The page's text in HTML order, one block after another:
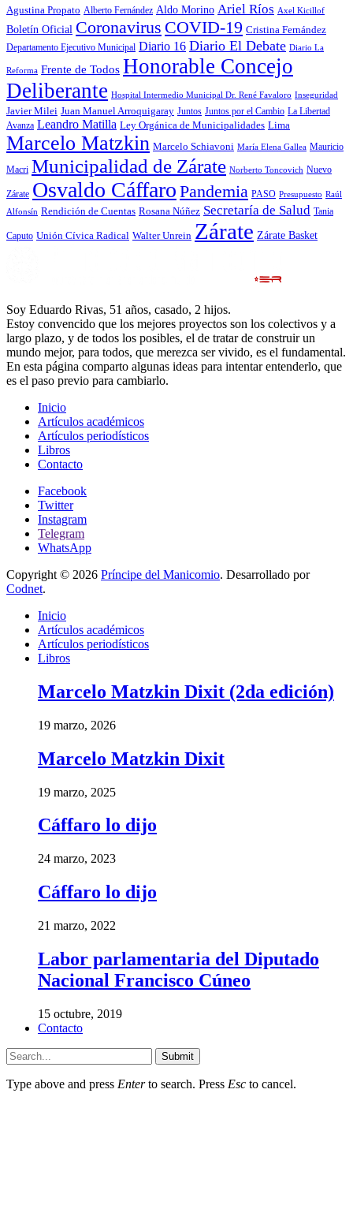
Agustina Propato Alberto Fernández Aldo Morino Ariel Ríos Axel Kicillof
Boletín Oficial Coronavirus COVID-19 Cristina Fernández
Departamento Ejecutivo Municipal Diario 16 Diario El Debate Diario La
Reforma Frente de Todos Honorable Concejo
Deliberante Hospital Intermedio Municipal Dr. René Favaloro Inseguridad
Javier Milei Juan Manuel Arroquigaray Juntos Juntos por el Cambio La Libertad
Avanza Leandro Matilla Ley Orgánica de Municipalidades Lima
Marcelo Matzkin Marcelo Schiavoni María Elena Gallea Mauricio
Macri Municipalidad de Zárate Norberto Toncovich Nuevo
Zárate Osvaldo Cáffaro Pandemia PASO Presupuesto Raúl
Alfonsín Rendición de Cuentas Rosana Núñez Secretaría de Salud Tania
Caputo Unión Cívica Radical Walter Unrein Zárate Zárate Basket
Soy Eduardo Rivas, 51 años, casado, 2 hijos.
Estoy convencido que los mejores proyectos son los colectivos y a
largo plazo, y de todos los posibles, el de tratar de construir un
mundo mejor, para todos, que merezca ser vivido, es el fundamental.
En esta página comparto algunas ideas para intentar entenderlo, que
es el paso previo para cambiarlo.
Inicio
Artículos académicos
Artículos periodísticos
Libros
Contacto
Facebook
Twitter
Instagram
Telegram
WhatsApp
Copyright © 2026 Príncipe del Manicomio. Desarrollado por
Codnet.
Inicio
Artículos académicos
Artículos periodísticos
Libros
Marcelo Matzkin Dixit (2da edición)
19 marzo, 2026
Marcelo Matzkin Dixit
19 marzo, 2025
Cáffaro lo dijo
24 marzo, 2023
Cáffaro lo dijo
21 marzo, 2022
Labor parlamentaria del Diputado
Nacional Francisco Cúneo
15 octubre, 2019
Contacto
Submit
Type above and press Enterto search. Press Esc to cancel.